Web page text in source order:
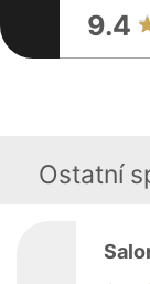
9.4
Ostatní